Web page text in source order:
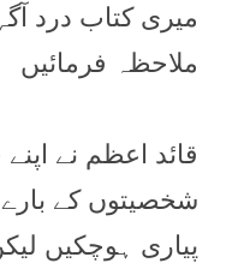
میری کتاب درد
ملاحظہ فرمائیں
قائد اعظم نے
شخصیتوں کے بارے
پیاری ہوچکیں